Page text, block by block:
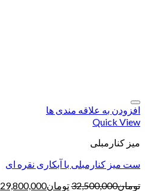
افزودن به علاقه مندی ها
Quick View
میز کنارمبلی
ست میز کنارمبلی با آبکاری نقره ای
تومان32,500,000تومان29,800,000